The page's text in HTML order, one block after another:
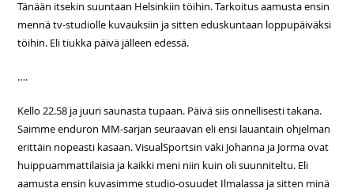
Tänään itsekin suuntaan Helsinkiin töihin. Tarkoitus aamusta ensin
mennä tv-studiolle kuvauksiin ja sitten eduskuntaan loppupäiväksi
töihin. Eli tiukka päivä jälleen edessä.
….
Kello 22.58 ja juuri saunasta tupaan. Päivä siis onnellisesti takana.
Saimme enduron MM-sarjan seuraavan eli ensi lauantain ohjelman
erittäin nopeasti kasaan. VisualSportsin väki Johanna ja Jorma ovat
huippuammattilaisia ja kaikki meni niin kuin oli suunniteltu. Eli
aamusta ensin kuvasimme studio-osuudet Ilmalassa ja sitten minä